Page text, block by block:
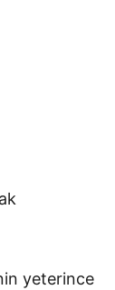
yeterince